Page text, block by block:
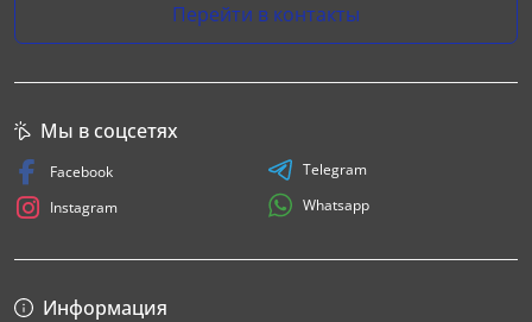
Перейти в контакты
Информация
Мы в соцсетях
Facebook
Instagram
Telegram
Whatsapp